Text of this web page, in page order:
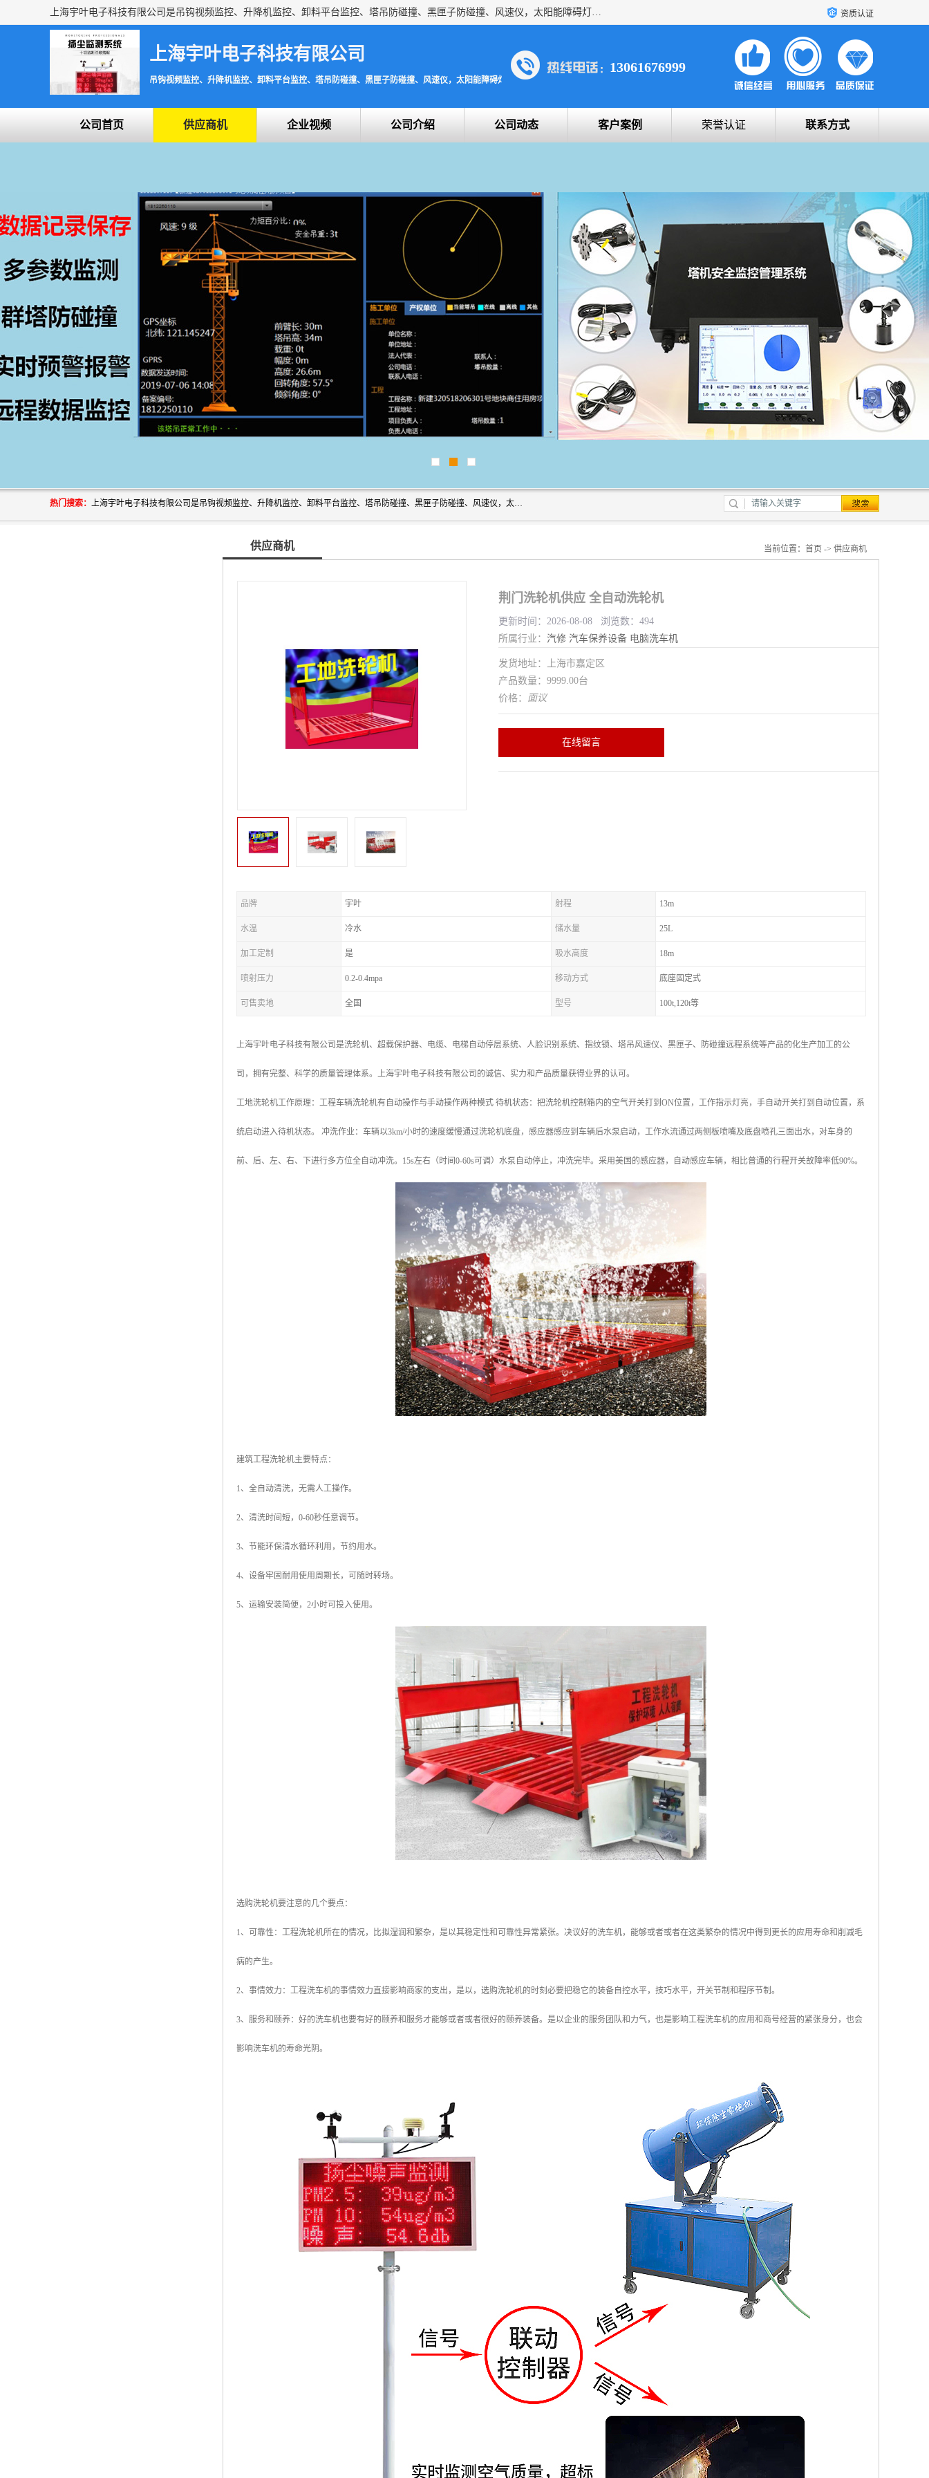
上海宇叶电子科技有限公司是吊钩视频监控、升降机监控、卸料平台监控、塔吊防碰撞、黑匣子防碰撞、风速仪，太阳能障碍灯安全提示灯等一系列升降机的常用配件产品专业研发生产加工的公司，拥有完整、科学的质量管理体系。 资质认证
上海宇叶电子科技有限公司
吊钩视频监控、升降机监控、卸料平台监控、塔吊防碰撞、黑匣子防碰撞、风速仪，太阳能障碍灯安全提示灯
13061676999
公司首页 供应商机 企业视频 公司介绍 公司动态 客户案例 荣誉认证 联系方式
热门搜索： 上海宇叶电子科技有限公司是吊钩视频监控、升降机监控、卸料平台监控、塔吊防碰撞、黑匣子防碰撞、风速仪，太阳能障碍灯安全提示灯等一系列升降机的常用配件产品专业研发生产加工的公司，拥有完整、科学的质量管理体系。
供应商机 当前位置： 首页 -> 供应商机
荆门洗轮机供应 全自动洗轮机
更新时间：2026-08-08 浏览数：494
所属行业： 汽修 汽车保养设备 电脑洗车机
发货地址：上海市嘉定区
产品数量：9999.00台
价格： 面议
在线留言
品牌 宇叶 射程 13m
水温 冷水 储水量 25L
加工定制 是 吸水高度 18m
喷射压力 0.2-0.4mpa 移动方式 底座固定式
可售卖地 全国 型号 100t,120t等
上海宇叶电子科技有限公司是洗轮机、超载保护器、电缆、电梯自动停层系统、人脸识别系统、指纹锁、塔吊风速仪、黑匣子、防碰撞远程系统等产品的化生产加工的公
司，拥有完整、科学的质量管理体系。上海宇叶电子科技有限公司的诚信、实力和产品质量获得业界的认可。
工地洗轮机工作原理：工程车辆洗轮机有自动操作与手动操作两种模式 待机状态：把洗轮机控制箱内的空气开关打到ON位置，工作指示灯亮，手自动开关打到自动位置，系
统启动进入待机状态。 冲洗作业：车辆以3km/小时的速度缓慢通过洗轮机底盘，感应器感应到车辆后水泵启动，工作水流通过两侧板喷嘴及底盘喷孔三面出水，对车身的
前、后、左、右、下进行多方位全自动冲洗。15s左右（时间0-60s可调）水泵自动停止，冲洗完毕。采用美国的感应器，自动感应车辆，相比普通的行程开关故障率低90%。
建筑工程洗轮机主要特点：
1、全自动清洗，无需人工操作。
2、清洗时间短，0-60秒任意调节。
3、节能环保清水循环利用，节约用水。
4、设备牢固耐用使用周期长，可随时转场。
5、运输安装简便，2小时可投入使用。
选购洗轮机要注意的几个要点：
1、可靠性：工程洗轮机所在的情况，比拟湿润和繁杂，是以其稳定性和可靠性异常紧张。决议好的洗车机，能够或者或者在这类繁杂的情况中得到更长的应用寿命和削减毛
病的产生。
2、事情效力：工程洗车机的事情效力直接影响商家的支出，是以，选购洗轮机的时刻必要把稳它的装备自控水平，技巧水平，开关节制和程序节制。
3、服务和颐养：好的洗车机也要有好的颐养和服务才能够或者或者很好的颐养装备。是以企业的服务团队和力气，也是影响工程洗车机的应用和商号经营的紧张身分，也会
影响洗车机的寿命光阴。